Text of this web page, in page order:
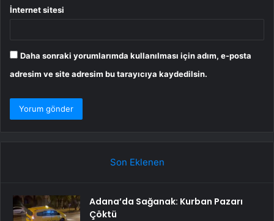
İnternet sitesi
Daha sonraki yorumlarımda kullanılması için adım, e-posta
adresim ve site adresim bu tarayıcıya kaydedilsin.
Son Eklenen
Adana’da Sağanak: Kurban Pazarı
Çöktü